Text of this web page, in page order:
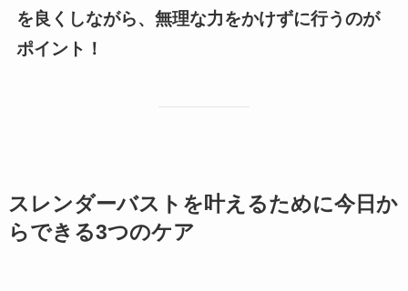
を良くしながら、無理な力をかけずに行うのが
ポイント！
スレンダーバストを叶えるために今日か
らできる3つのケア